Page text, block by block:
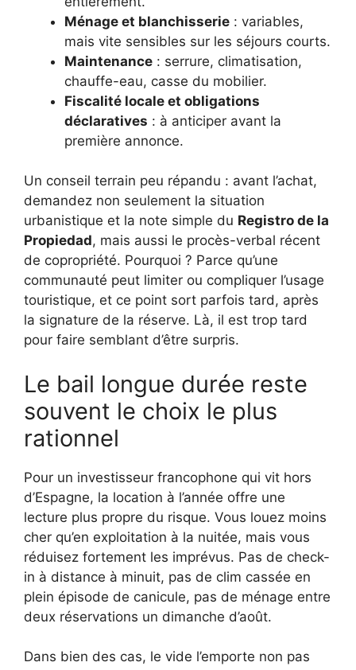
Ménage et blanchisserie : variables,
mais vite sensibles sur les séjours courts.
Maintenance : serrure, climatisation,
chauffe-eau, casse du mobilier.
Fiscalité locale et obligations
déclaratives : à anticiper avant la
première annonce.
Un conseil terrain peu répandu : avant l’achat,
demandez non seulement la situation
urbanistique et la note simple du Registro de la
Propiedad, mais aussi le procès-verbal récent
de copropriété. Pourquoi ? Parce qu’une
communauté peut limiter ou compliquer l’usage
touristique, et ce point sort parfois tard, après
la signature de la réserve. Là, il est trop tard
pour faire semblant d’être surpris.
Le bail longue durée reste
souvent le choix le plus
rationnel
Pour un investisseur francophone qui vit hors
d’Espagne, la location à l’année offre une
lecture plus propre du risque. Vous louez moins
cher qu’en exploitation à la nuitée, mais vous
réduisez fortement les imprévus. Pas de check-
in à distance à minuit, pas de clim cassée en
plein épisode de canicule, pas de ménage entre
deux réservations un dimanche d’août.
Dans bien des cas, le vide l’emporte non pas